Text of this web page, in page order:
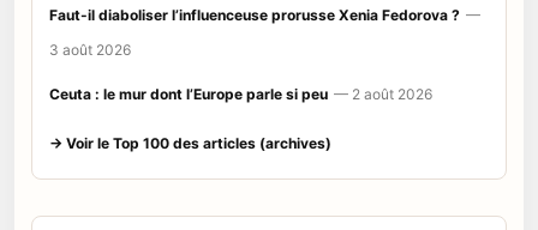
Faut-il diaboliser l’influenceuse prorusse Xenia Fedorova ? —
3 août 2026
Ceuta : le mur dont l’Europe parle si peu — 2 août 2026
→ Voir le Top 100 des articles (archives)